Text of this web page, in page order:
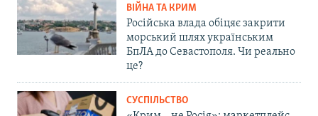
ВІЙНА ТА КРИМ
Російська влада обіцяє закрити
морський шлях українським
БпЛА до Севастополя. Чи реально
це?
СУСПІЛЬСТВО